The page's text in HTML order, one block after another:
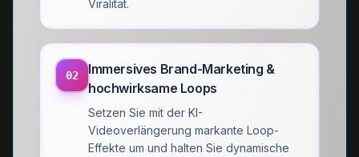
Viralität.
02
Immersives Brand-Marketing &
hochwirksame Loops
Setzen Sie mit der KI-
Videoverlängerung markante Loop-
Effekte um und halten Sie dynamische